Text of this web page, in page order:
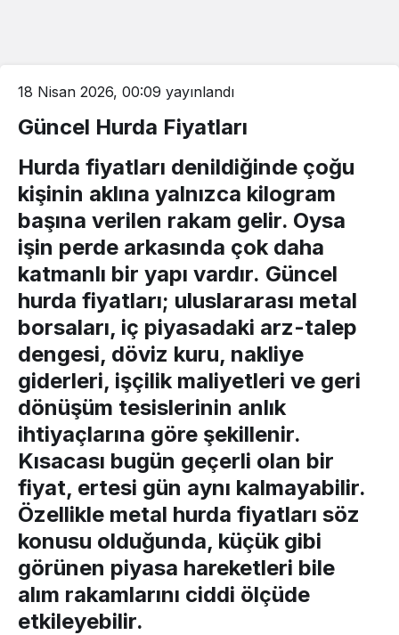
18 Nisan 2026, 00:09 yayınlandı
Güncel Hurda Fiyatları
Hurda fiyatları denildiğinde çoğu
kişinin aklına yalnızca kilogram
başına verilen rakam gelir. Oysa
işin perde arkasında çok daha
katmanlı bir yapı vardır. Güncel
hurda fiyatları; uluslararası metal
borsaları, iç piyasadaki arz-talep
dengesi, döviz kuru, nakliye
giderleri, işçilik maliyetleri ve geri
dönüşüm tesislerinin anlık
ihtiyaçlarına göre şekillenir.
Kısacası bugün geçerli olan bir
fiyat, ertesi gün aynı kalmayabilir.
Özellikle metal hurda fiyatları söz
konusu olduğunda, küçük gibi
görünen piyasa hareketleri bile
alım rakamlarını ciddi ölçüde
etkileyebilir.